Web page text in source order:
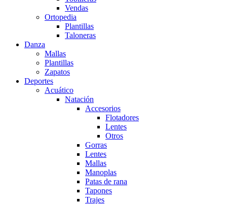
Vendas
Ortopedia
Plantillas
Taloneras
Danza
Mallas
Plantillas
Zapatos
Deportes
Acuático
Natación
Accesorios
Flotadores
Lentes
Otros
Gorras
Lentes
Mallas
Manoplas
Patas de rana
Tapones
Trajes